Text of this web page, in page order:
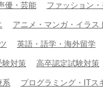
優・芸能 ファッション
アニメ・マンガ・イラス
英語・語学・海外留学
験対策 高卒認定試験対策
系 プログラミング・ITス